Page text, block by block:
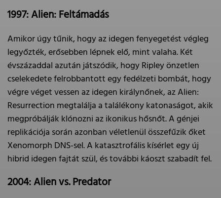
1997: Alien: Feltámadás
Amikor úgy tűnik, hogy az idegen fenyegetést végleg
legyőzték, erősebben lépnek elő, mint valaha. Két
évszázaddal azután játszódik, hogy Ripley önzetlen
cselekedete felrobbantott egy fedélzeti bombát, hogy
végre véget vessen az idegen királynőnek, az Alien:
Resurrection megtalálja a találékony katonaságot, akik
megpróbálják klónozni az ikonikus hősnőt. A génjei
replikációja során azonban véletlenül összefűzik őket
Xenomorph DNS-sel. A katasztrofális kísérlet egy új
hibrid idegen fajtát szül, és további káoszt szabadít fel.
2004: Alien vs. Predator